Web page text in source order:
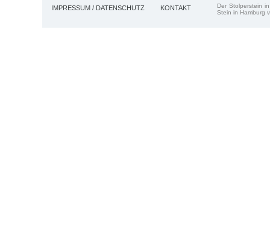
IMPRESSUM / DATENSCHUTZ KONTAKT
Der Stolperstein
Stein in Hamburg